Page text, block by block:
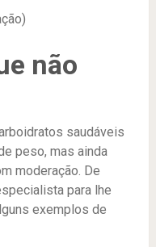
não
saudáveis
peso, mas ainda
moderação. De
para lhe
exemplos de